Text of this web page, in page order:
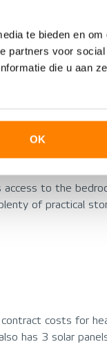
te bieden en om
partners voor social
die u aan
OK
are several roads
connections to
you walk
on the entrance
kitchen also
access to the
of practical
costs for
has 3 solar